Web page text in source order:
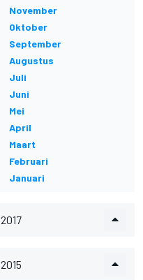
November
Oktober
September
Augustus
Juli
Juni
Mei
April
Maart
Februari
Januari
2017
2015